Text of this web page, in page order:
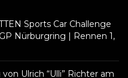
Sports Car Challenge
Nürburgring | Rennen 1,
Ulrich “Ulli” Richter am